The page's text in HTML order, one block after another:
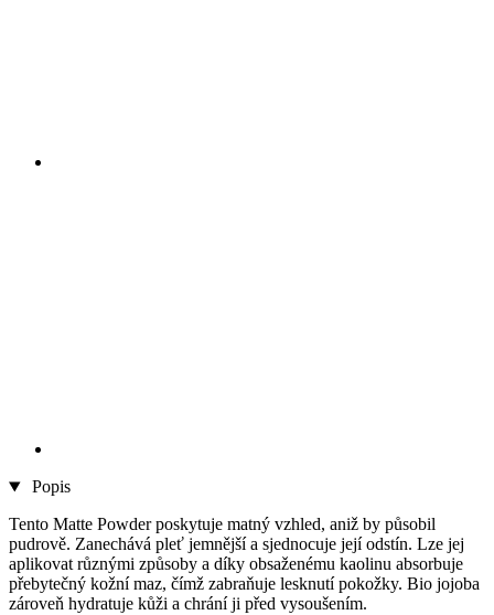
Popis
Tento Matte Powder poskytuje matný vzhled, aniž by působil
pudrově. Zanechává pleť jemnější a sjednocuje její odstín. Lze jej
aplikovat různými způsoby a díky obsaženému kaolinu absorbuje
přebytečný kožní maz, čímž zabraňuje lesknutí pokožky. Bio jojoba
zároveň hydratuje kůži a chrání ji před vysoušením.